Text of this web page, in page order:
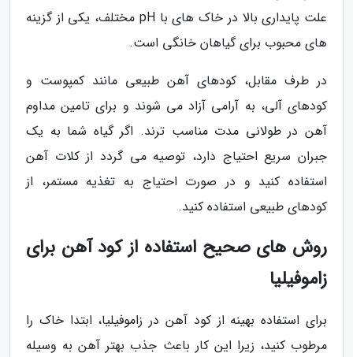
علت پایداری بالا در خاک های با pH مختلف، یکی از گزینه
های محبوب برای گیاهان خانگی است.
در طرف مقابل، کودهای آهن طبیعی مانند کمپوست و
کودهای آلی، به آرامی آزاد می شوند و برای تامین مداوم
آهن در طولانی مدت مناسب ترند. اگر گیاه شما به یک
جبران سریع احتیاج دارد، توصیه می گردد از کلات آهن
استفاده کنید و در صورت احتیاج به تغذیه مستمر، از
کودهای طبیعی استفاده کنید.
روش های صحیح استفاده از کود آهن برای
زاموفیلیا
برای استفاده بهینه از کود آهن در زاموفیلیا، ابتدا خاک را
مرطوب کنید، زیرا این کار باعث جذب بهتر آهن به وسیله